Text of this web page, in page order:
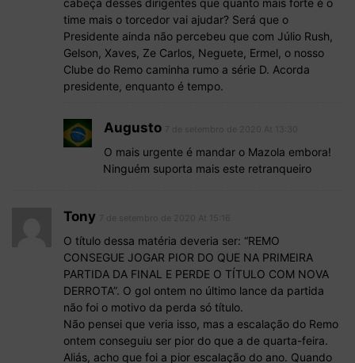
time mais o torcedor vai ajudar? Será que o
Presidente ainda não percebeu que com Júlio Rush,
Gelson, Xaves, Ze Carlos, Neguete, Ermel, o nosso
Clube do Remo caminha rumo a série D. Acorda
presidente, enquanto é tempo.
Augusto
O mais urgente é mandar o Mazola embora!
Ninguém suporta mais este retranqueiro
Tony
O título dessa matéria deveria ser: “REMO
CONSEGUE JOGAR PIOR DO QUE NA PRIMEIRA
PARTIDA DA FINAL E PERDE O TÍTULO COM NOVA
DERROTA”. O gol ontem no último lance da partida
não foi o motivo da perda só título.
Não pensei que veria isso, mas a escalação do Remo
ontem conseguiu ser pior do que a de quarta-feira.
Aliás, acho que foi a pior escalação do ano. Quando